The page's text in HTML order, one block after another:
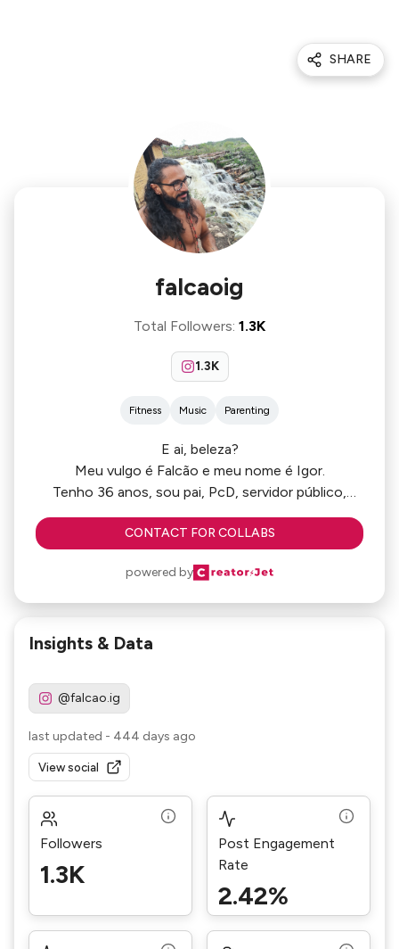
SHARE
falcaoig
Total Followers: 1.3K
1.3K
Fitness Music Parenting
E ai, beleza?
Meu vulgo é Falcão e meu nome é Igor.
Tenho 36 anos, sou pai, PcD, servidor público,
gosto de cuidar do meu corpo e aproveitar a vida!
CONTACT FOR COLLABS
powered by
Insights & Data
@falcao.ig
last updated - 444 days ago
View social
Followers
1.3K
Post Engagement
Rate
2.42%